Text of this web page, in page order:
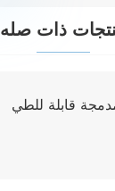
ذات صله